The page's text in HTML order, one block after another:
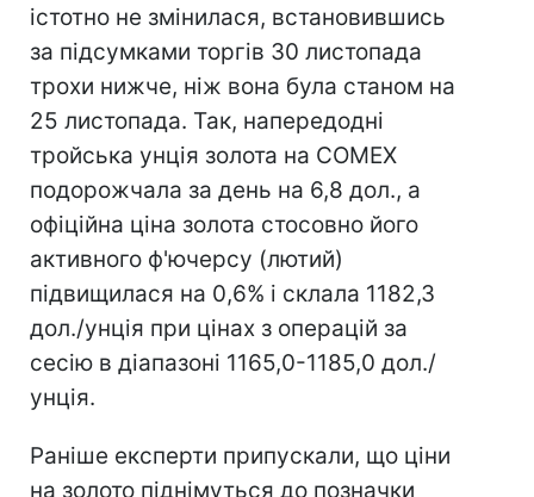
істотно не змінилася, встановившись
за підсумками торгів 30 листопада
трохи нижче, ніж вона була станом на
25 листопада. Так, напередодні
тройська унція золота на COMEX
подорожчала за день на 6,8 дол., а
офіційна ціна золота стосовно його
активного ф'ючерсу (лютий)
підвищилася на 0,6% і склала 1182,3
дол./унція при цінах з операцій за
сесію в діапазоні 1165,0-1185,0 дол./
унція.
Раніше експерти припускали, що ціни
на золото піднімуться до позначки